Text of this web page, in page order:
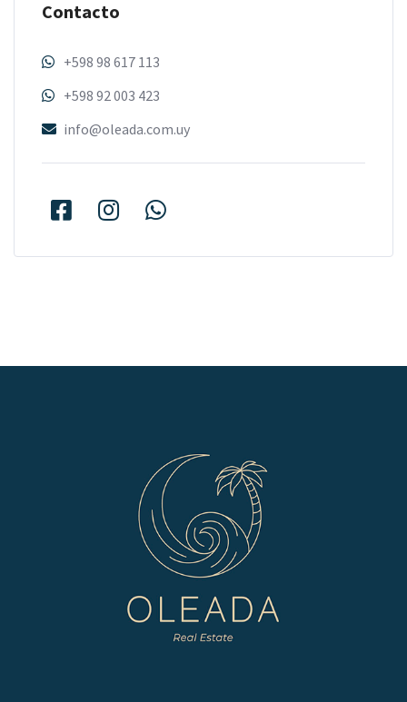
Contacto
+598 98 617 113
+598 92 003 423
info@oleada.com.uy